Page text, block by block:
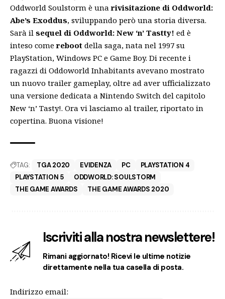
Oddworld Soulstorm è una rivisitazione di Oddworld:
Abe’s Exoddus, sviluppando però una storia diversa.
Sarà il sequel di Oddworld: New ‘n’ Tastty! ed è
inteso comereboot della saga, nata nel 1997 su
PlayStation, Windows PC e Game Boy. Di recente i
ragazzi di Oddoworld Inhabitants avevano mostrato
un nuovo trailer gameplay, oltre ad aver ufficializzato
una versione dedicata a Nintendo Switch del capitolo
New ‘n’ Tasty!. Ora vi lasciamo al trailer, riportato in
copertina. Buona visione!
TAG: TGA 2020 EVIDENZA PC
PLAYSTATION 4
PLAYSTATION 5
ODDWORLD: SOULSTORM
THE GAME AWARDS
THE GAME AWARDS 2020
Iscriviti alla nostra newslettere!
Rimani aggiornato! Ricevi le ultime notizie
direttamente nella tua casella di posta.
Indirizzo email: